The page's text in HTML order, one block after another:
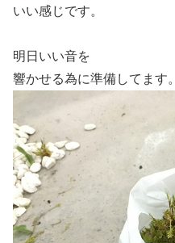
いい感じです。
明日いい音を
響かせる為に準備してます。